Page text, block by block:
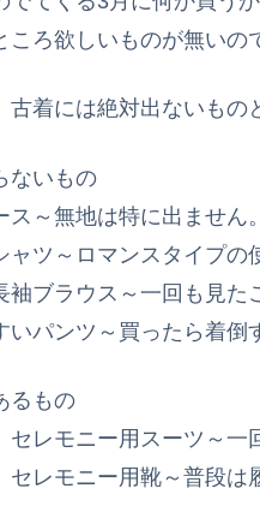
ころ欲しいものが無いの
古着には絶対出ないもの
ないもの
ス～無地は特に出ません
ャツ～ロマンスタイプの
袖ブラウス～一回も見た
いパンツ～買ったら着倒
るもの
セレモニー用スーツ～一
セレモニー用靴～普段は